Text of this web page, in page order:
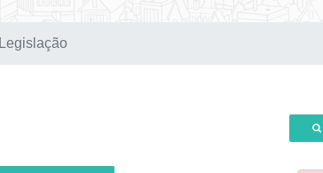
Legislação